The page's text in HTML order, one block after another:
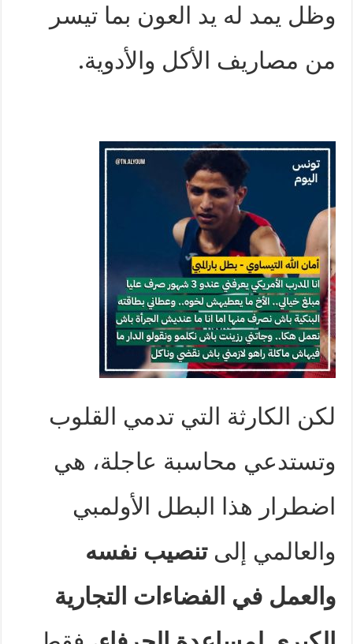
وظل يمد له يد العون بما تيسر
من مصاريف الأكل والأدوية.
لكن الكارثة التي تدمي القلوب
وتستدعي محاسبة عاجلة، هي
اضطرار هذا البطل الأولمبي
والعالمي إلىتنصيب نفسه
والعمل في الفضاءات التجارية